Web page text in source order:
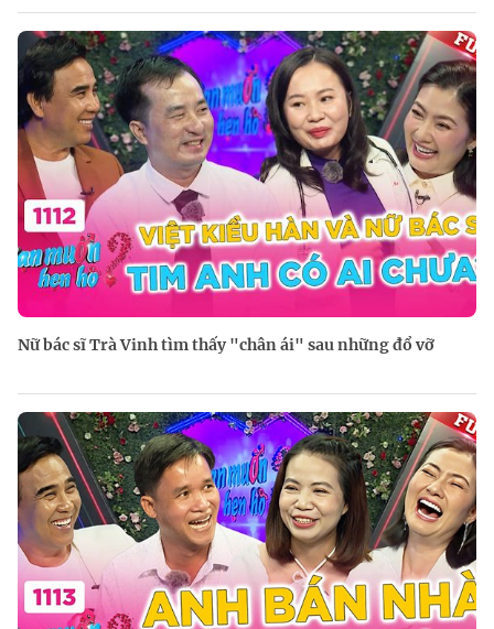
Nữ bác sĩ Trà Vinh tìm thấy "chân ái" sau những đổ vỡ